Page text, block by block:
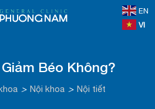
EN
VI
Béo Không?
> Nội khoa > Nội tiết